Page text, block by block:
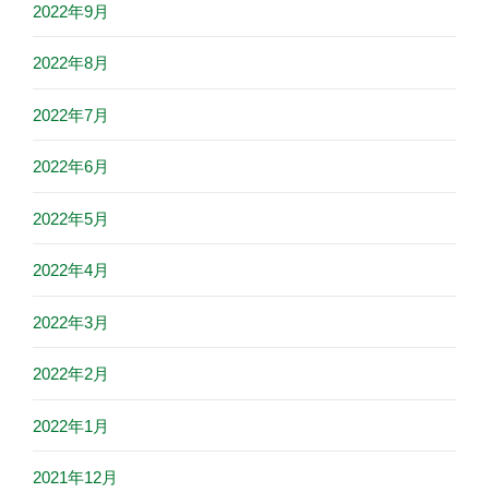
2022年9月
2022年8月
2022年7月
2022年6月
2022年5月
2022年4月
2022年3月
2022年2月
2022年1月
2021年12月